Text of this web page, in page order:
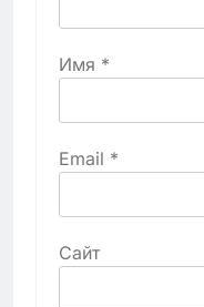
Имя *
Email *
Сайт